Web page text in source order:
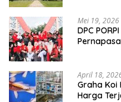
Mei 19, 2026
DPC
April 18,
Graha Koi
Harga